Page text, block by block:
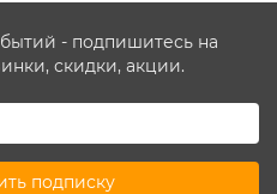
- подпишитесь на
скидки, акции.
подписку